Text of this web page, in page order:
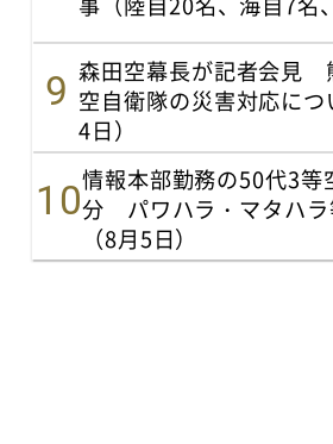
森田空幕長が記者会見
空自衛隊の災害対応につ
4日）
情報本部勤務の50代3等
分 パワハラ・マタハラ
（8月5日）